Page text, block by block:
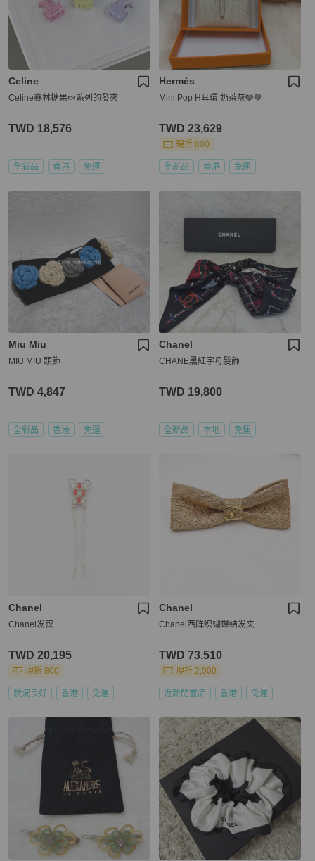
Celine
Celine賽林糖果🍬系列的發夾
TWD 18,576
全新品 香港 免運
Hermès
Mini Pop H耳環 奶茶灰🩶🤎
TWD 23,629
現折 800
全新品 香港 免運
Miu Miu
MIU MIU 頭飾
TWD 4,847
全新品 香港 免運
Chanel
CHANE黑紅字母髮飾
TWD 19,800
全新品 本地 免運
Chanel
Chanel发钗
TWD 20,195
現折 800
狀況良好 香港 免運
Chanel
Chanel西阵织蝴蝶结发夹
TWD 73,510
現折 2,000
近新閒置品 香港 免運